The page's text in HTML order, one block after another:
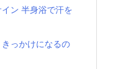
ン 半身浴で汗を
っかけになるの